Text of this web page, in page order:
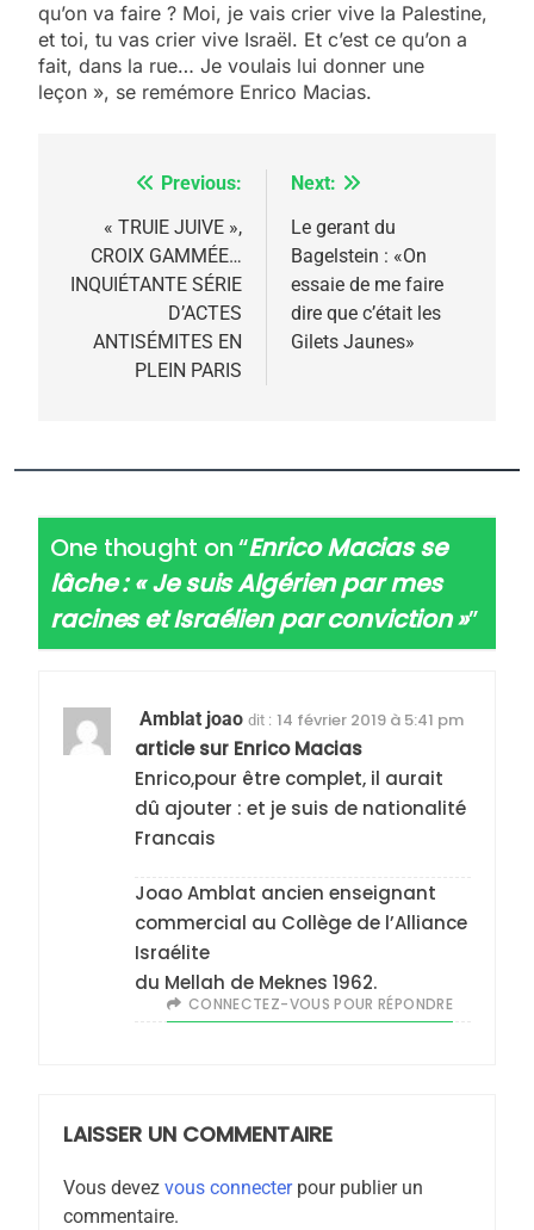
qu’on va faire ? Moi, je vais crier vive la Palestine,
et toi, tu vas crier vive Israël. Et c’est ce qu’on a
fait, dans la rue… Je voulais lui donner une
leçon », se remémore Enrico Macias.
Navigation
l’article
Previous:
« TRUIE JUIVE »,
CROIX GAMMÉE…
INQUIÉTANTE SÉRIE
D’ACTES
ANTISÉMITES EN
PLEIN PARIS
Next:
Le gerant du
Bagelstein : «On
essaie de me faire
dire que c’était les
Gilets Jaunes»
One thought on “Enrico Macias se
lâche : « Je suis Algérien par mes
racines et Israélien par conviction »”
Amblat joao dit : 14 février 2019 à 5:41 pm
article sur Enrico Macias
Enrico,pour être complet, il aurait
dû ajouter : et je suis de nationalité
Francais
Joao Amblat ancien enseignant
commercial au Collège de l’Alliance
Israélite
du Mellah de Meknes 1962.
CONNECTEZ-VOUS POUR RÉPONDRE
LAISSER UN COMMENTAIRE
Vous devez vous connecterpour publier un
commentaire.
meurtrière selon le
rapport d’ADL contre
l’antisémitisme
FRANCE ISRAÉL
FIÈRE, DIGNE ET RÉSILIENTE :
POURQUOI JE REVENDIQUE
MA JUDAÏTE par Thérèse
Zrihen-Dvir
ISRAÉL JUDAISME
CE QUI NOUS MANQUE –
8
Tafraout, le miel de Tadla